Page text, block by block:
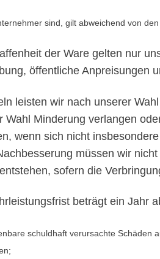
sind, gilt abweichend von
der Ware gelten nur
öffentliche Anpreisungen
leisten wir nach unserer
Wahl Minderung verlangen
wenn sich nicht
müssen wir
sofern die
beträgt ein Jahr
schuldhaft verursachte Schäden